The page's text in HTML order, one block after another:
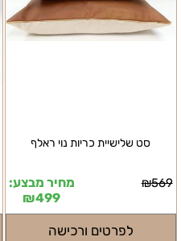
סט שלישיית כריות נוי ראלף
₪569
מחיר מבצע:
₪499
לפרטים ורכישה